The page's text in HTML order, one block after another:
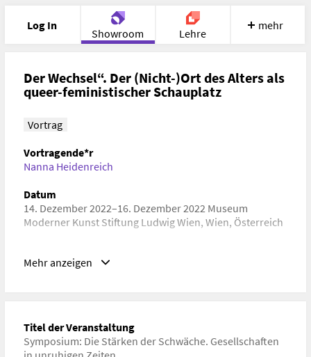
Log In
Showroom Lehre
Portfolio Image Cloud Chat
mehr
Der Wechsel“. Der (Nicht-)Ort des Alters als
queer-feministischer Schauplatz
Vortrag
Vortragende*r
Nanna Heidenreich
Datum
14. Dezember 2022–16. Dezember 2022 Museum
Moderner Kunst Stiftung Ludwig Wien, Wien, Österreich
https://www.mumok.at/de/mixed-up-symposium
Mehr anzeigen
Titel der Veranstaltung
Symposium: Die Stärken der Schwäche. Gesellschaften